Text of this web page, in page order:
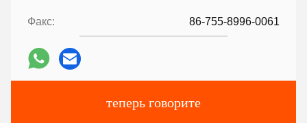
Факс: 86-755-8996-0061
теперь говорите